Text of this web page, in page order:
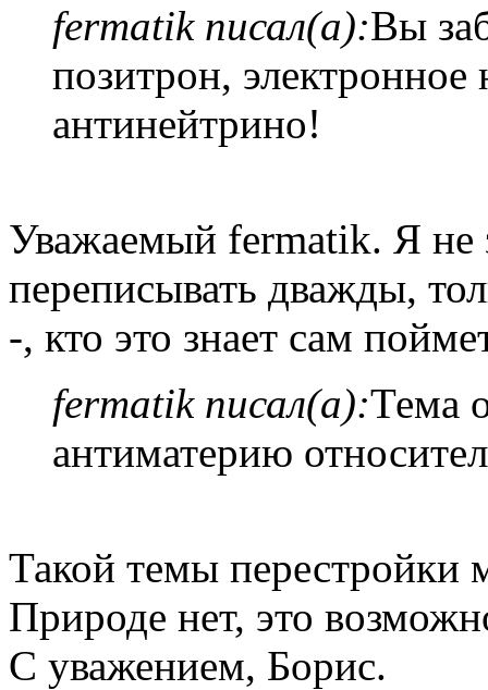
fermatik писал(а):Вы
позитрон,
антинейтрино!
Уважаемый fermatik. Я не
переписывать дважды,
-, кто это знает сам
fermatik писал(а):Тема
антиматерию
Такой темы перестройки
Природе нет, это
С уважением, Борис.